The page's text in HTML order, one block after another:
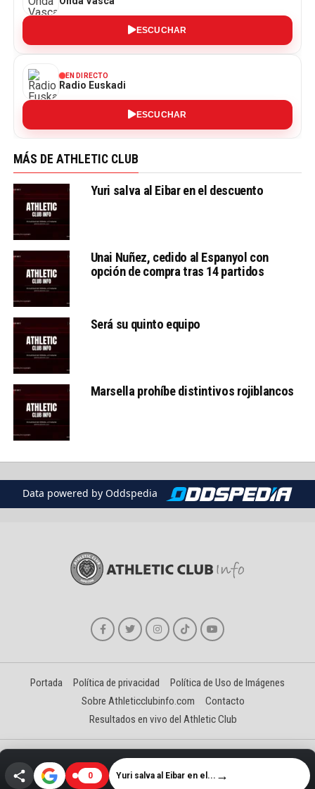
ESCUCHAR
EN DIRECTO
Radio Euskadi
ESCUCHAR
MÁS DE ATHLETIC CLUB
Yuri salva al Eibar en el descuento
Unai Nuñez, cedido al Espanyol con
opción de compra tras 14 partidos
Será su quinto equipo
Marsella prohíbe distintivos rojiblancos
Data powered by Oddspedia
Portada Política de privacidad
Política de Uso de Imágenes
Sobre Athleticclubinfo.com
Contacto
Resultados en vivo del Athletic Club
Creado y gestionado por David Benéitez Landeta
0 Yuri salva al Eibar en el... →